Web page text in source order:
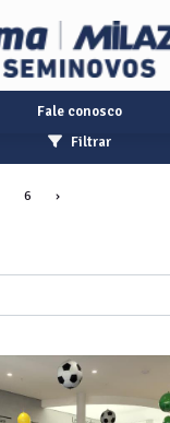
Fale conosco
6 ›
Filtrar